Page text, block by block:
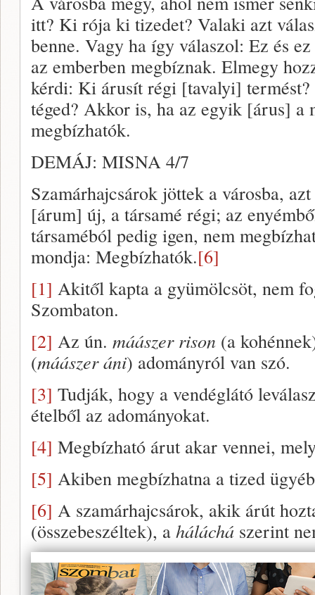
itt? Ki rója ki tizedet? Valaki azt
benne. Vagy ha így válaszol: Ez és
az emberben megbíznak. Elmegy
kérdi: Ki árusít régi [tavalyi]
téged? Akkor is, ha az egyik [árus] a
megbízhatók.
DEMÁJ: MISNA 4/7
Szamárhajcsárok jöttek a városba,
[árum] új, a társamé régi; az
társaméból pedig igen, nem
mondja: Megbízhatók.[6]
[1] Akitől kapta a gyümölcsöt, nem
Szombaton.
[2] Az ún. máászer rison (a
(máászer áni) adományról van szó.
[3] Tudják, hogy a vendéglátó
ételből az adományokat.
[4] Megbízható árut akar vennei,
[5] Akiben megbízhatna a tized
[6] A szamárhajcsárok, akik árút
(összebeszéltek), a háláchá szerint